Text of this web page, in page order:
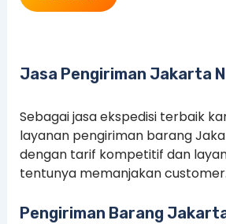
Jasa Pengiriman Jakarta
Sebagai jasa ekspedisi terbaik
layanan pengiriman barang
dengan tarif kompetitif dan
tentunya memanjakan customer.
Pengiriman Barang